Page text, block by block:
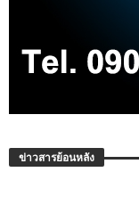
ข่าวสารย้อนหลัง